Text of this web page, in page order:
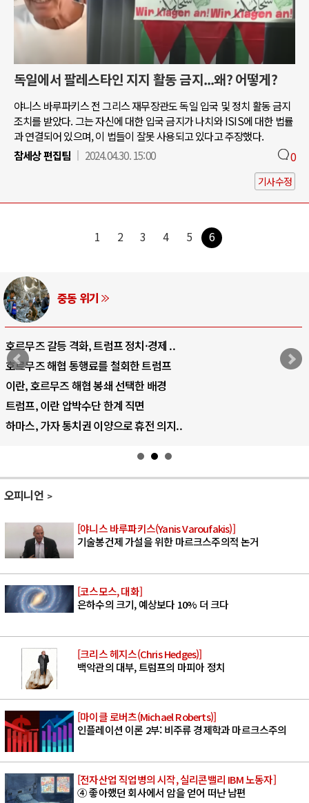
독일에서 팔레스타인 지지 활동 금지...왜? 어떻게?
야니스 바루파키스 전 그리스 재무장관도 독일 입국 및 정치 활동 금지
조치를 받았다. 그는 자신에 대한 입국 금지가 나치와 ISIS에 대한 법률
과 연결되어 있으며, 이 법들이 잘못 사용되고 있다고 주장했다.
참세상 편집팀
2024.04.30. 15:00 0
기사수정
1 2 3 4 5 6
AI와 인간
중국 AI, 저가 공세로 글로벌 토큰 시..
AI 국부펀드 구상 놓고 미국 진보진영 ..
AI 데이터센터 반대 투쟁은 새로운 글로..
AI의 숨은 환경 비용: 데이터센터 확산..
AI는 어떻게 미국 민주주의를 잠식하고 ..
오피니언
[야니스 바루파키스(Yanis Varoufakis)]
기술봉건제 가설을 위한 마르크스주의적 논거
[코스모스, 대화]
은하수의 크기, 예상보다 10% 더 크다
[크리스 헤지스(Chris Hedges)]
백악관의 대부, 트럼프의 마피아 정치
[마이클 로버츠(Michael Roberts)]
인플레이션 이론 2부: 비주류 경제학과 마르크스주의
[전자산업 직업병의 시작, 실리콘밸리 IBM 노동자]
④ 좋아했던 회사에서 암을 얻어 떠난 남편